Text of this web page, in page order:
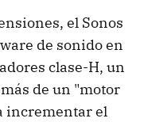
el Sonos
de sonido en
clase-H, un
de un "motor
incrementar el